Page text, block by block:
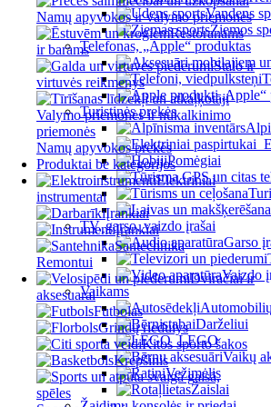
Namų apyvokos ir valymo priemonės
Restoranams
ir barams
Stalo ir
virtuvės reikmenys
Valymo priemonės ir nukalkinimo
priemonės
Namų apyvokos prekės
Produktai be kategorijos
Elektriniai
instrumentai
Įrankiai
Įrankiai
Santechnika
Remontui
Dviračiai ir
aksesuarai
Futbolas
Grindų riedulys
Kitos sporto šakos
Krepšinis
Vandens
Žiemos
Telefonas, „Apple“ produktas
„Apple“
Turistinės prekės
Pomėgiai
TV, garso, vaizdo įrašai
Garso
Vaizdo
Vaikams
Darželiui
LEGO
Vaikų
Vežimėlis
Žaislai